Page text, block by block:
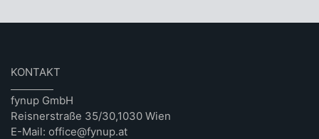
KONTAKT
fynup GmbH
Reisnerstraße 35/30,1030 Wien
E-Mail: office@fynup.at